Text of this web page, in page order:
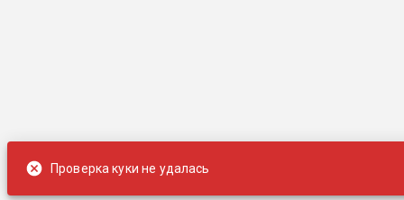
Проверка куки не удалась